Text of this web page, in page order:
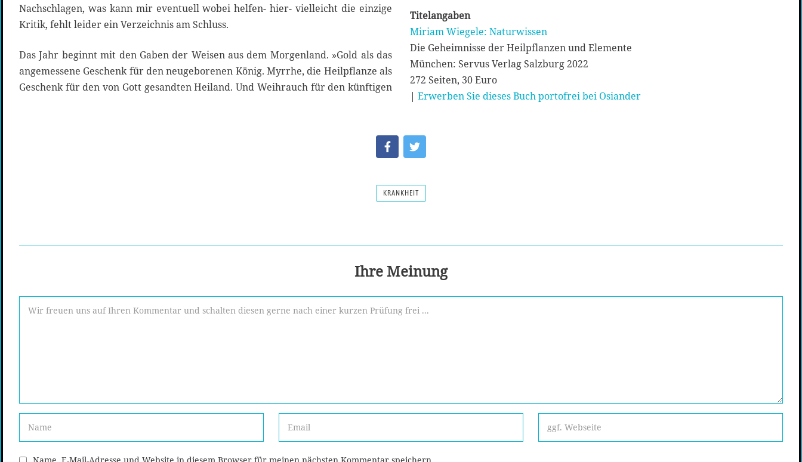
Nachschlagen, was kann mir eventuell wobei helfen- hier- vielleicht die einzige
Kritik, fehlt leider ein Verzeichnis am Schluss.
Das Jahr beginnt mit den Gaben der Weisen aus dem Morgenland. »Gold als das
angemessene Geschenk für den neugeborenen König. Myrrhe, die Heilpflanze als
Geschenk für den von Gott gesandten Heiland. Und Weihrauch für den künftigen
Titelangaben
Miriam Wiegele: Naturwissen
Die Geheimnisse der Heilpflanzen und Elemente
München: Servus Verlag Salzburg 2022
272 Seiten, 30 Euro
| Erwerben Sie dieses Buch portofrei bei Osiander
KRANKHEIT
Ihre Meinung